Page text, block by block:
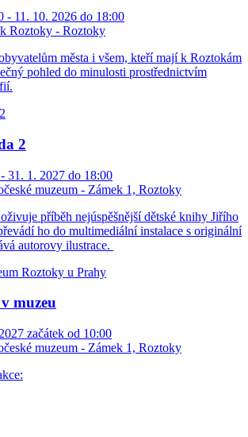
- 11. 10. 2026 do 18:00
Roztoky - Roztoky
města i všem, kteří mají k Roztokám
pohled do minulosti prostřednictvím
2
31. 1. 2027 do 18:00
muzeum - Zámek 1, Roztoky
příběh nejúspěšnější dětské knihy Jiřího
ho do multimediální instalace s originální
autorovy ilustrace.
muzeu
začátek od 10:00
muzeum - Zámek 1, Roztoky